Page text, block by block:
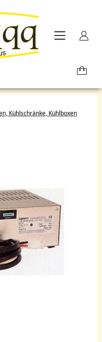
Kühlschränke, Kühlboxen